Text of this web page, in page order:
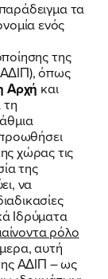
τα
ενός
της
όπως
Αρχή και
τη
χώρας τις
της
να
Ιδρύματα
ρόλο
αυτή
ΑΔΙΠ – ως